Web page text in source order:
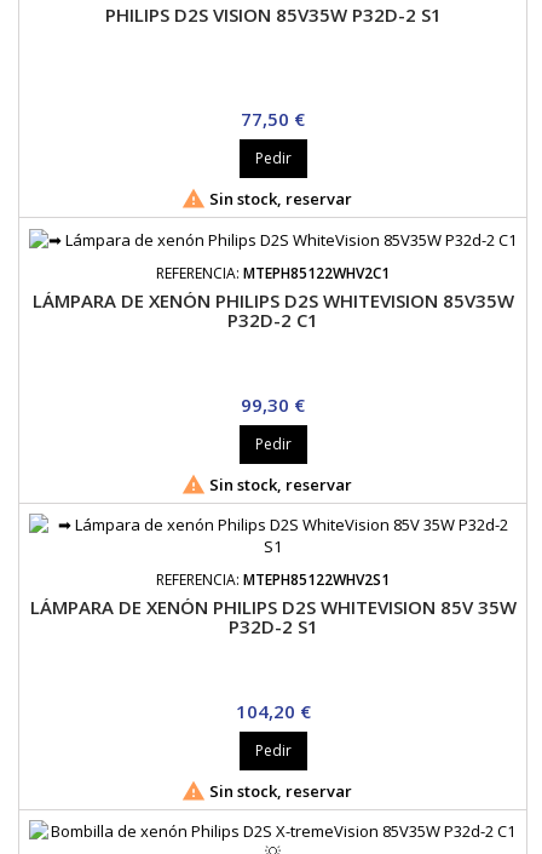
PHILIPS D2S VISION 85V35W P32D-2 S1
Precio
77,50 €
Pedir
 Sin stock, reservar
REFERENCIA: MTEPH85122WHV2C1
LÁMPARA DE XENÓN PHILIPS D2S WHITEVISION 85V35W
P32D-2 C1
Precio
99,30 €
Pedir
 Sin stock, reservar
REFERENCIA: MTEPH85122WHV2S1
LÁMPARA DE XENÓN PHILIPS D2S WHITEVISION 85V 35W
P32D-2 S1
Precio
104,20 €
Pedir
 Sin stock, reservar